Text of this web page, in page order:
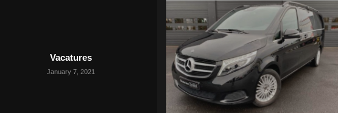
Vacatures
January 7, 2021